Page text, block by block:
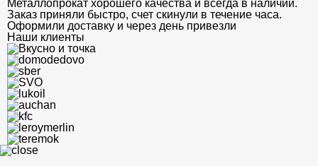
Металлопрокат хорошего качества и всегда в наличии.
Заказ приняли быстро, счет скинули в течение часа.
Оформили доставку и через день привезли
Наши клиенты